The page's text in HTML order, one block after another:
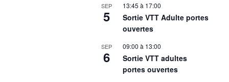
SEP
5
13:45 à 17:00
Sortie VTT Adulte portes
ouvertes
SEP
6
09:00 à 13:00
Sortie VTT adultes
portes ouvertes